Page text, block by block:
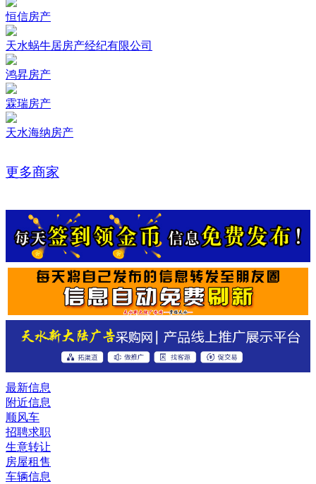
恒信房产
天水蜗牛居房产经纪有限公司
鸿昇房产
霖瑞房产
天水海纳房产
更多商家
最新信息
附近信息
顺风车
招聘求职
生意转让
房屋租售
车辆信息